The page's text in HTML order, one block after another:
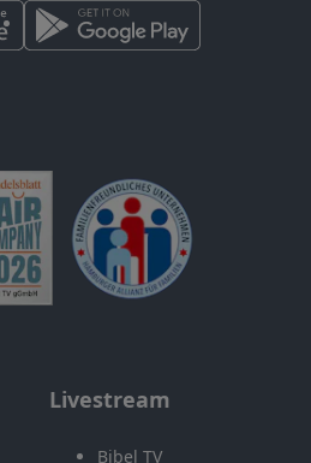
Livestream
Bibel TV